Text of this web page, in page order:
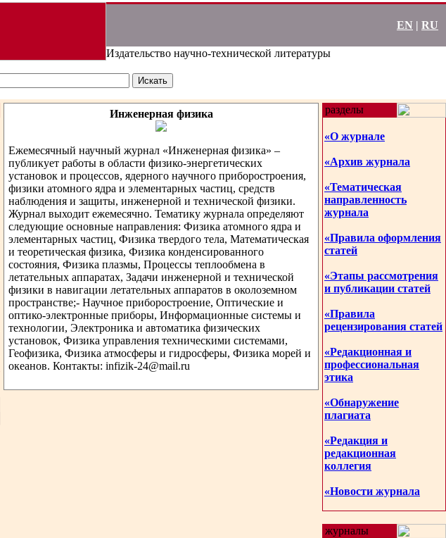
EN | RU
Издательство научно-технической литературы
Инженерная физика
Ежемесячный научный журнал «Инженерная физика» –
публикует работы в области физико-энергетических
установок и процессов, ядерного научного приборостроения,
физики атомного ядра и элементарных частиц, средств
наблюдения и защиты, инженерной и технической физики.
Журнал выходит ежемесячно. Тематику журнала определяют
следующие основные направления: Физика атомного ядра и
элементарных частиц, Физика твердого тела, Математическая
и теоретическая физика, Физика конденсированного
состояния, Физика плазмы, Процессы теплообмена в
летательных аппаратах, Задачи инженерной и технической
физики в навигации летательных аппаратов в околоземном
пространстве;- Научное приборостроение, Оптические и
оптико-электронные приборы, Информационные системы и
технологии, Электроника и автоматика физических
установок, Физика управления техническими системами,
Геофизика, Физика атмосферы и гидросферы, Физика морей и
океанов. Контакты: infizik-24@mail.ru
разделы
«О журнале
«Архив журнала
«Тематическая
направленность
журнала
«Правила оформления
статей
«Этапы рассмотрения
и публикации статей
«Правила
рецензирования статей
«Редакционная и
профессиональная
этика
«Обнаружение
плагиата
«Редакция и
редакционная
коллегия
«Новости журнала
журналы